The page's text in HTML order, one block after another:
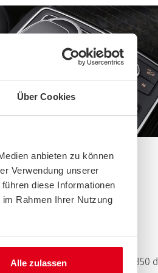
Über Cookies
anbieten zu können
Verwendung unserer
diese Informationen
Rahmen Ihrer Nutzung
Alle zulassen
dem V 6-Zylinder Diesel im 350 d